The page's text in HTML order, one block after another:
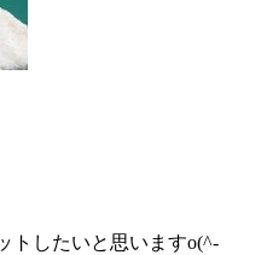
トしたいと思いますo(^-